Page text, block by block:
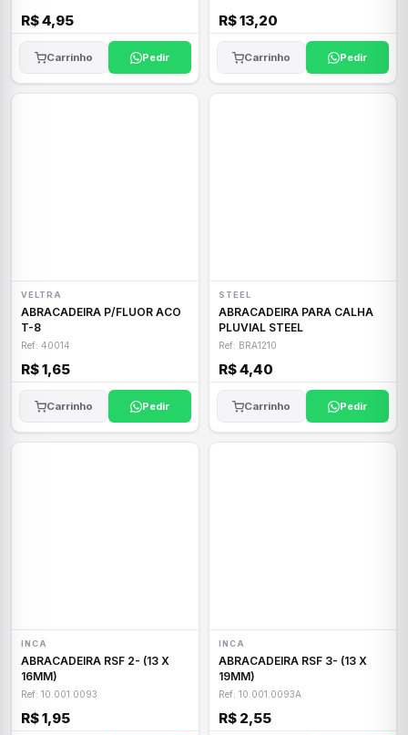
R$ 4,95
Carrinho Pedir
R$ 13,20
Carrinho Pedir
VELTRA
ABRACADEIRA P/FLUOR ACO
T-8
Ref: 40014
R$ 1,65
Carrinho Pedir
STEEL
ABRACADEIRA PARA CALHA
PLUVIAL STEEL
Ref: BRA1210
R$ 4,40
Carrinho Pedir
INCA
ABRACADEIRA RSF 2- (13 X
16MM)
Ref: 10.001.0093
R$ 1,95
INCA
ABRACADEIRA RSF 3- (13 X
19MM)
Ref: 10.001.0093A
R$ 2,55